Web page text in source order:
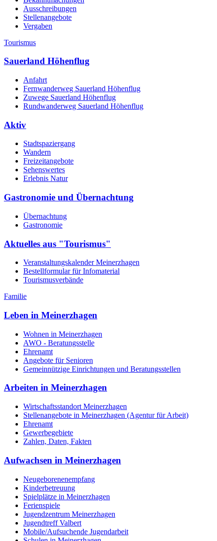
Ausschreibungen
Stellenangebote
Vergaben
Tourismus
Sauerland Höhenflug
Anfahrt
Fernwanderweg Sauerland Höhenflug
Zuwege Sauerland Höhenflug
Rundwanderweg Sauerland Höhenflug
Aktiv
Stadtspaziergang
Wandern
Freizeitangebote
Sehenswertes
Erlebnis Natur
Gastronomie und Übernachtung
Übernachtung
Gastronomie
Aktuelles aus "Tourismus"
Veranstaltungskalender Meinerzhagen
Bestellformular für Infomaterial
Tourismusverbände
Familie
Leben in Meinerzhagen
Wohnen in Meinerzhagen
AWO - Beratungsstelle
Ehrenamt
Angebote für Senioren
Gemeinnützige Einrichtungen und Beratungsstellen
Arbeiten in Meinerzhagen
Wirtschaftsstandort Meinerzhagen
Stellenangebote in Meinerzhagen (Agentur für Arbeit)
Ehrenamt
Gewerbegebiete
Zahlen, Daten, Fakten
Aufwachsen in Meinerzhagen
Neugeborenenempfang
Kinderbetreuung
Spielplätze in Meinerzhagen
Ferienspiele
Jugendzentrum Meinerzhagen
Jugendtreff Valbert
Mobile/Aufsuchende Jugendarbeit